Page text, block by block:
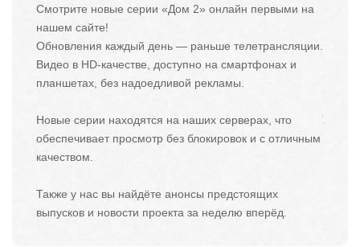
Смотрите новые серии «Дом 2» онлайн первыми на
нашем сайте!
Обновления каждый день — раньше телетрансляции.
Видео в HD-качестве, доступно на смартфонах и
планшетах, без надоедливой рекламы.
Новые серии находятся на наших серверах, что
обеспечивает просмотр без блокировок и с отличным
качеством.
Также у нас вы найдёте анонсы предстоящих
выпусков и новости проекта за неделю вперёд.